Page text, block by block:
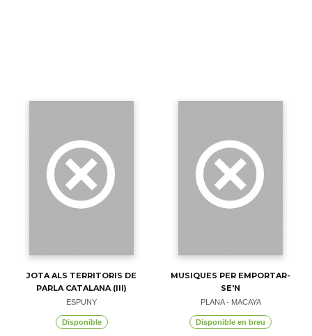
JOTA ALS TERRITORIS DE
PARLA CATALANA (III)
ESPUNY
Disponible
MUSIQUES PER EMPORTAR-
SE'N
PLANA - MACAYA
Disponible en breu